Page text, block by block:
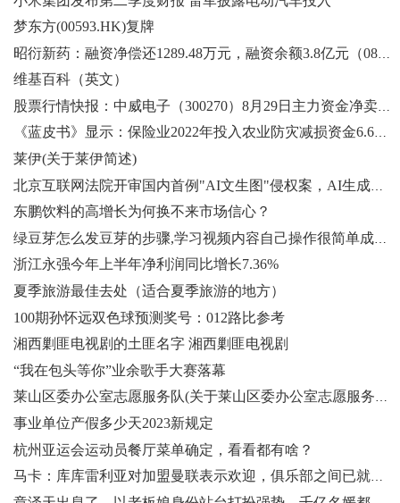
梦东方(00593.HK)复牌
维基百科（英文）
《蓝皮书》显示：保险业2022年投入农业防灾减损资金6.65亿元
莱伊(关于莱伊简述)
东鹏饮料的高增长为何换不来市场信心？
浙江永强今年上半年净利润同比增长7.36%
夏季旅游最佳去处（适合夏季旅游的地方）
100期孙怀远双色球预测奖号：012路比参考
湘西剿匪电视剧的土匪名字 湘西剿匪电视剧
“我在包头等你”业余歌手大赛落幕
莱山区委办公室志愿服务队(关于莱山区委办公室志愿服务队简述)
事业单位产假多少天2023新规定
杭州亚运会运动员餐厅菜单确定，看看都有啥？
马卡：库库雷利亚对加盟曼联表示欢迎，俱乐部之间已就条款谈判